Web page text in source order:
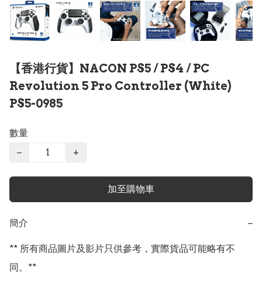
【香港行貨】NACON PS5 / PS4 / PC
Revolution 5 Pro Controller (White)
PS5-0985
數量
−
+
加至購物車
簡介 −
** 所有商品圖片及影片只供參考，實際貨品可能略有不
同。**